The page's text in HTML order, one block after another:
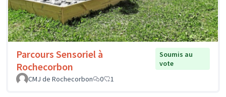
Parcours Sensoriel à
Rochecorbon
Soumis au
vote
CMJ de Rochecorbon
0 1